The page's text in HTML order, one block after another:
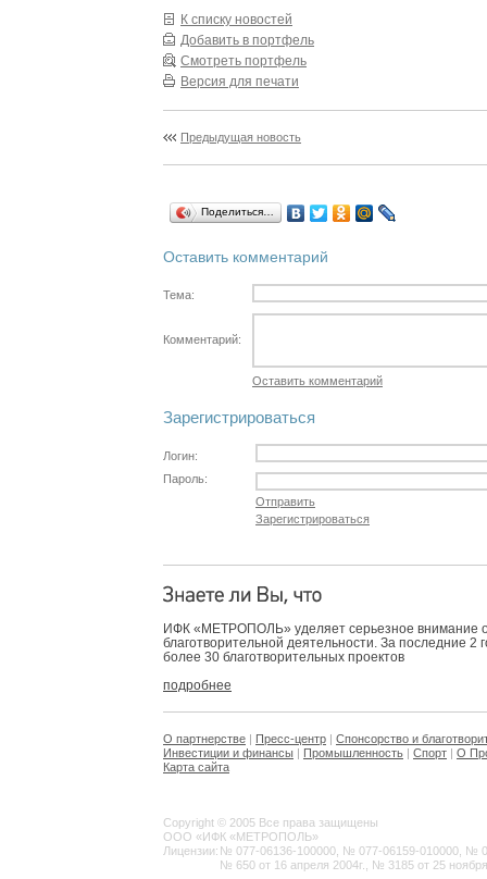
К списку новостей
Добавить в портфель
Смотреть портфель
Версия для печати
Предыдущая новость
Поделиться…
Оставить комментарий
Тема:
Комментарий:
Оставить комментарий
Зарегистрироваться
Логин:
Пароль:
Отправить
Зарегистрироваться
ИФК «МЕТРОПОЛЬ» уделяет серьезное внимание
благотворительной деятельности. За последние 2
более 30 благотворительных проектов
подробнее
О партнерстве | Пресс-центр | Спонсорство и
Инвестиции и финансы | Промышленность | Спорт | О
Карта сайта
Copyright © 2005 Все права защищены
ООО «ИФК «МЕТРОПОЛЬ»
Лицензии: № 077-06136-100000, № 077-06159-010000, №
№ 650 от 16 апреля 2004г., № 3185 от 25